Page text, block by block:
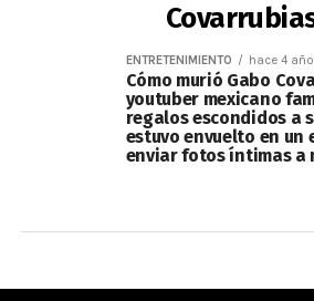
ENTRETENIMIENTO hace 4
Cómo murió Gabo
youtuber mexicano
regalos escondidos a
estuvo envuelto en un
enviar fotos íntimas a